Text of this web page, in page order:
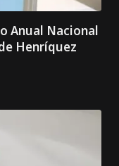
Anual Nacional
Henríquez